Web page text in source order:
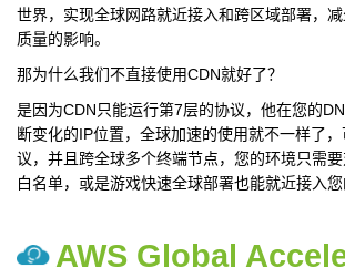
世界，实现全球网路就近接入和跨区域部署，
质量的影响。
那为什么我们不直接使用CDN就好了？
是因为CDN只能运行第7层的协议，他在您的
断变化的IP位置，全球加速的使用就不一样了
议，并且跨全球多个终端节点，您的环境只需
白名单，或是游戏快速全球部署也能就近接入您
AWS Global